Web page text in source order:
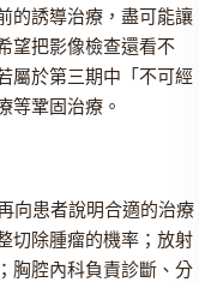
的誘導治療，盡可能讓
望把影像檢查還看不
屬於第三期中「不可經
等鞏固治療。
向患者說明合適的治療
切除腫瘤的機率；放射
胸腔內科負責診斷、分